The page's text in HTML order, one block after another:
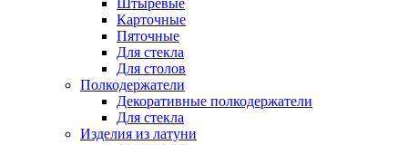
Штыревые
Карточные
Пяточные
Для стекла
Для столов
Полкодержатели
Декоративные полкодержатели
Для стекла
Изделия из латуни